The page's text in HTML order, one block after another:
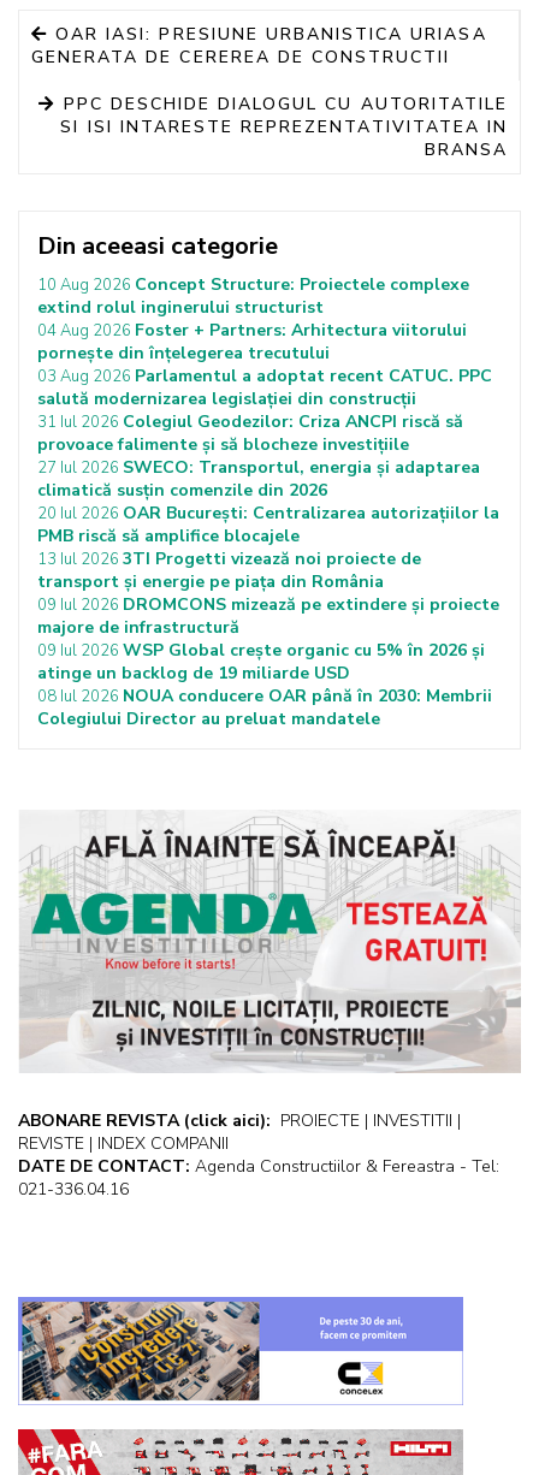
OAR IASI: PRESIUNE URBANISTICA URIASA
GENERATA DE CEREREA DE CONSTRUCTII
PPC DESCHIDE DIALOGUL CU AUTORITATILE
SI ISI INTARESTE REPREZENTATIVITATEA IN
BRANSA
Din aceeasi categorie
10 Aug 2026 Concept Structure: Proiectele complexe
extind rolul inginerului structurist
04 Aug 2026 Foster + Partners: Arhitectura viitorului
pornește din înțelegerea trecutului
03 Aug 2026 Parlamentul a adoptat recent CATUC. PPC
salută modernizarea legislației din construcții
31 Iul 2026 Colegiul Geodezilor: Criza ANCPI riscă să
provoace falimente și să blocheze investițiile
27 Iul 2026 SWECO: Transportul, energia și adaptarea
climatică susțin comenzile din 2026
20 Iul 2026 OAR București: Centralizarea autorizațiilor la
PMB riscă să amplifice blocajele
13 Iul 2026 3TI Progetti vizează noi proiecte de
transport și energie pe piața din România
09 Iul 2026 DROMCONS mizează pe extindere și proiecte
majore de infrastructură
09 Iul 2026 WSP Global crește organic cu 5% în 2026 și
atinge un backlog de 19 miliarde USD
08 Iul 2026 NOUA conducere OAR până în 2030: Membrii
Colegiului Director au preluat mandatele
ABONARE REVISTA (click aici): PROIECTE | INVESTITII |
REVISTE | INDEX COMPANII
DATE DE CONTACT: Agenda Constructiilor & Fereastra - Tel:
021-336.04.16